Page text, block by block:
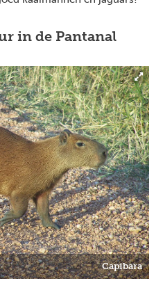
in de Pantanal
Capibara